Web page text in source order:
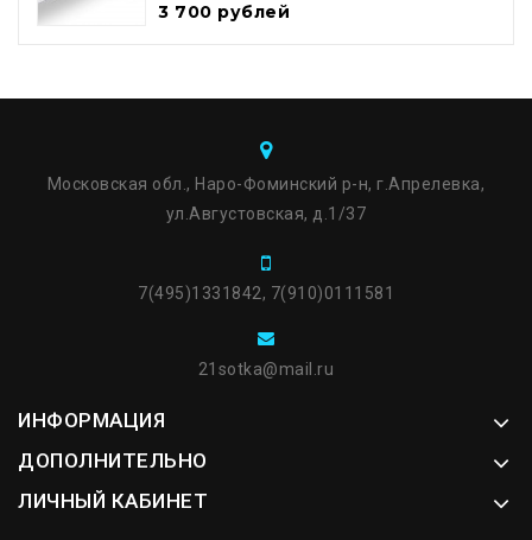
3 700 рублей
Московская обл., Наро-Фоминский р-н, г.Апрелевка,
ул.Августовская, д.1/37
7(495)1331842, 7(910)0111581
21sotka@mail.ru
ИНФОРМАЦИЯ
ДОПОЛНИТЕЛЬНО
ЛИЧНЫЙ КАБИНЕТ